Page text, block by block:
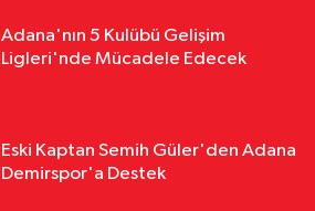
Adana'nın 5 Kulübü Gelişim
Ligleri'nde Mücadele Edecek
Eski Kaptan Semih Güler'den Adana
Demirspor'a Destek